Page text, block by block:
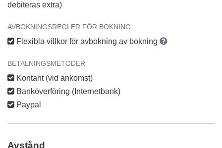
debiteras extra)
AVBOKNINGSREGLER FÖR BOKNING
Flexibla villkor för avbokning av bokning
BETALNINGSMETODER
Kontant (vid ankomst)
Banköverföring (Internetbank)
Paypal
Avstånd